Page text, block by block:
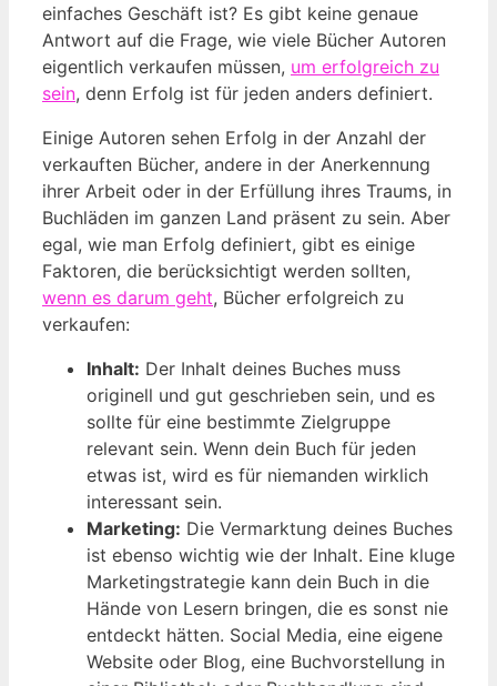
einfaches Geschäft ist? Es gibt keine genaue
Antwort auf die Frage, wie viele Bücher Autoren
eigentlich verkaufen müssen, um erfolgreich zu
sein, denn Erfolg ist für jeden anders definiert.
Einige Autoren sehen Erfolg in der Anzahl der
verkauften Bücher, andere in der Anerkennung
ihrer Arbeit oder in der Erfüllung ihres Traums, in
Buchläden im ganzen Land präsent zu sein. Aber
egal, wie man Erfolg definiert, gibt es einige
Faktoren, die berücksichtigt werden sollten,
wenn es darum geht, Bücher erfolgreich zu
verkaufen:
Inhalt: Der Inhalt deines Buches muss
originell und gut geschrieben sein, und es
sollte für eine bestimmte Zielgruppe
relevant sein. Wenn dein Buch für jeden
etwas ist, wird es für niemanden wirklich
interessant sein.
Marketing: Die Vermarktung deines Buches
ist ebenso wichtig wie der Inhalt. Eine kluge
Marketingstrategie kann dein Buch in die
Hände von Lesern bringen, die es sonst nie
entdeckt hätten. Social Media, eine eigene
Website oder Blog, eine Buchvorstellung in